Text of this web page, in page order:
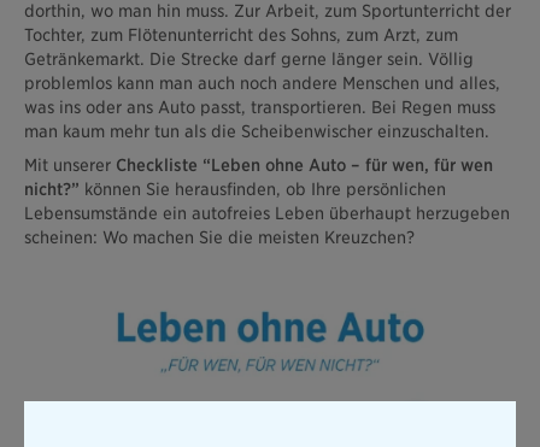
dorthin, wo man hin muss. Zur Arbeit, zum Sportunterricht der
Tochter, zum Flötenunterricht des Sohns, zum Arzt, zum
Getränkemarkt. Die Strecke darf gerne länger sein. Völlig
problemlos kann man auch noch andere Menschen und alles,
was ins oder ans Auto passt, transportieren. Bei Regen muss
man kaum mehr tun als die Scheibenwischer einzuschalten.
Mit unserer Checkliste “Leben ohne Auto – für wen, für wen
nicht?” können Sie herausfinden, ob Ihre persönlichen
Lebensumstände ein autofreies Leben überhaupt herzugeben
scheinen: Wo machen Sie die meisten Kreuzchen?